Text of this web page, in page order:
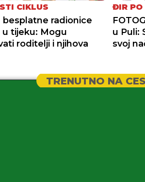
CIKLUS
besplatne radionice
u tijeku: Mogu
roditelji i njihova
ĐIR PO
u Puli:
svoj
TRENUTNO NA